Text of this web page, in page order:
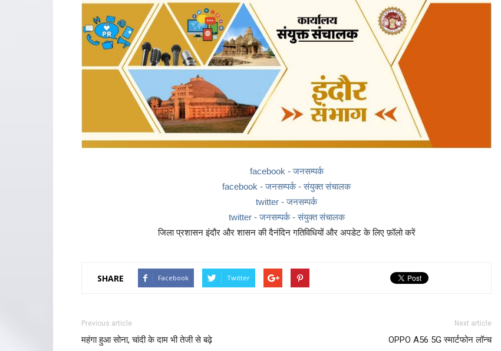
facebook - जनसम्पर्क
facebook - जनसम्पर्क - संयुक्त संचालक
twitter - जनसम्पर्क
twitter - जनसम्पर्क - संयुक्त संचालक
जिला प्रशासन इंदौर और शासन की दैनंदिन गतिविधियों और अपडेट के लिए फ़ॉलो करें
SHARE Facebook Twitter
Previous article
महंगा हुआ सोना, चांदी के दाम भी तेजी से बढ़े
Next article
OPPO A56 5G स्मार्टफोन लॉन्च